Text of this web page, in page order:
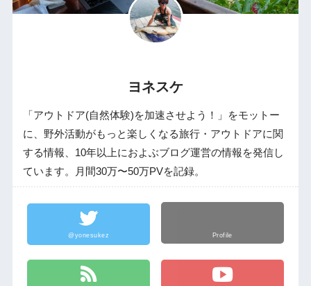
ヨネスケ
「アウトドア(自然体験)を加速させよう！」をモットー
に、野外活動がもっと楽しくなる旅行・アウトドアに関
する情報、10年以上におよぶブログ運営の情報を発信し
ています。月間30万〜50万PVを記録。
@yonesukez Profile